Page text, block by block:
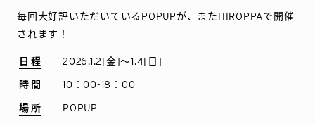
毎回大好評いただいているPOPUPが、またHIROPPAで開催
されます！
日程 2026.1.2[金]〜1.4[日]
時間 10：00-18：00
場所 POPUP